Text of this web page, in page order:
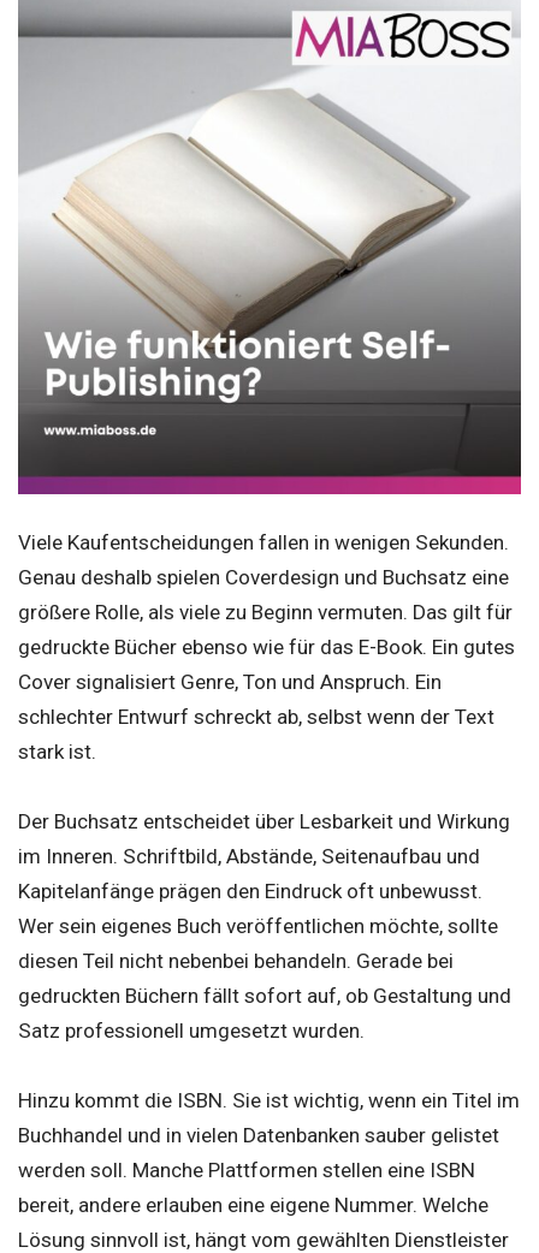
Viele Kaufentscheidungen fallen in wenigen Sekunden.
Genau deshalb spielen Coverdesign und Buchsatz eine
größere Rolle, als viele zu Beginn vermuten. Das gilt für
gedruckte Bücher ebenso wie für das E-Book. Ein gutes
Cover signalisiert Genre, Ton und Anspruch. Ein
schlechter Entwurf schreckt ab, selbst wenn der Text
stark ist.
Der Buchsatz entscheidet über Lesbarkeit und Wirkung
im Inneren. Schriftbild, Abstände, Seitenaufbau und
Kapitelanfänge prägen den Eindruck oft unbewusst.
Wer sein eigenes Buch veröffentlichen möchte, sollte
diesen Teil nicht nebenbei behandeln. Gerade bei
gedruckten Büchern fällt sofort auf, ob Gestaltung und
Satz professionell umgesetzt wurden.
Hinzu kommt die ISBN. Sie ist wichtig, wenn ein Titel im
Buchhandel und in vielen Datenbanken sauber gelistet
werden soll. Manche Plattformen stellen eine ISBN
bereit, andere erlauben eine eigene Nummer. Welche
Lösung sinnvoll ist, hängt vom gewählten Dienstleister